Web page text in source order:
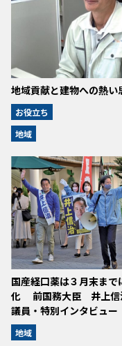
地域貢献と建物への熱い
お役立ち
地域
国産経口薬は３月末まで
化 前国務大臣 井上信
議員・特別インタビュー
地域